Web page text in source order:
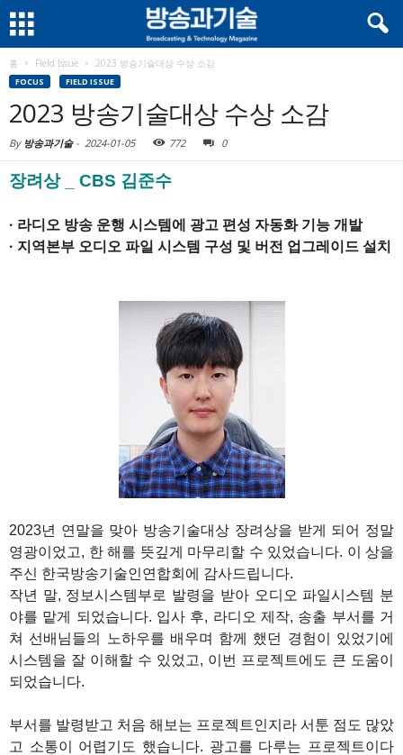
홈 Field Issue 2023 방송기술대상 수상 소감
FOCUS FIELD ISSUE
2023 방송기술대상 수상 소감
By 방송과기술- 2024-01-05 772 0
장려상 _ CBS 김준수
· 라디오 방송 운행 시스템에 광고 편성 자동화 기능 개발
· 지역본부 오디오 파일 시스템 구성 및 버전 업그레이드 설치
2023년 연말을 맞아 방송기술대상 장려상을 받게 되어 정말
영광이었고, 한 해를 뜻깊게 마무리할 수 있었습니다. 이 상을
주신 한국방송기술인연합회에 감사드립니다.
작년 말, 정보시스템부로 발령을 받아 오디오 파일시스템 분
야를 맡게 되었습니다. 입사 후, 라디오 제작, 송출 부서를 거
쳐 선배님들의 노하우를 배우며 함께 했던 경험이 있었기에
시스템을 잘 이해할 수 있었고, 이번 프로젝트에도 큰 도움이
되었습니다.
부서를 발령받고 처음 해보는 프로젝트인지라 서툰 점도 많았
고 소통이 어렵기도 했습니다. 광고를 다루는 프로젝트이다